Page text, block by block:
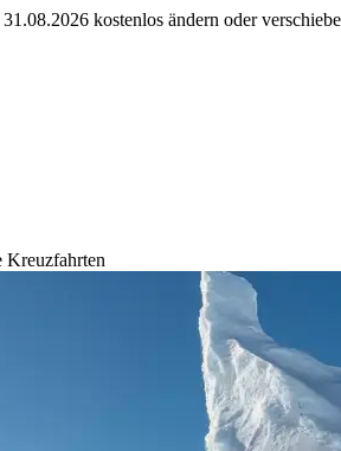
kostenlos ändern oder
Kreuzfahrten